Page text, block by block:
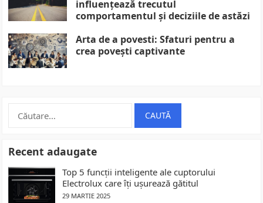
influențează trecutul
comportamentul și deciziile de astăzi
Arta de a povesti: Sfaturi pentru a
crea povești captivante
Caută
Recent adaugate
Top 5 funcții inteligente ale cuptorului
Electrolux care îți ușurează gătitul
29 MARTIE 2025